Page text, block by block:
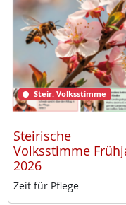
Steir. Volksstimme
Steirische
Volksstimme
2026
Zeit für Pf­le­ge